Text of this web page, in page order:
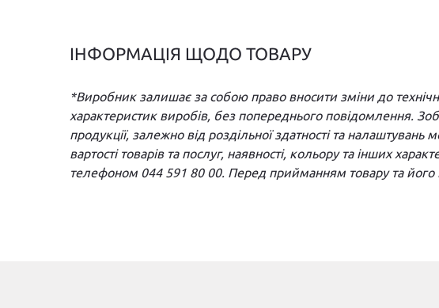
ІНФОРМАЦІЯ ЩОДО ТОВАРУ
*Виробник залишає за собою право вносити зміни до
характеристик виробів, без попереднього повідомлення.
продукції, залежно від роздільної здатності та
вартості товарів та послуг, наявності, кольору та інших
телефоном 044 591 80 00. Перед прийманням товару та його